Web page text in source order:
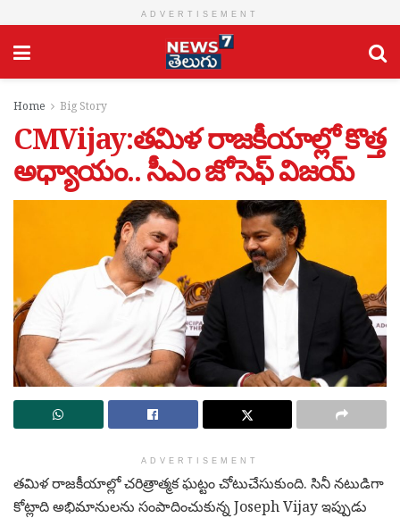
ADVERTISEMENT
Home Big Story
CMVijay:తమిళ రాజకీయాల్లో కొత్త
అధ్యాయం.. సీఎం జోసెఫ్ విజయ్
ADVERTISEMENT
తమిళ రాజకీయాల్లో చరిత్రాత్మక ఘట్టం చోటుచేసుకుంది. సినీ నటుడిగా
కోట్లాది అభిమానులను సంపాదించుకున్న Joseph Vijayఇప్పుడు